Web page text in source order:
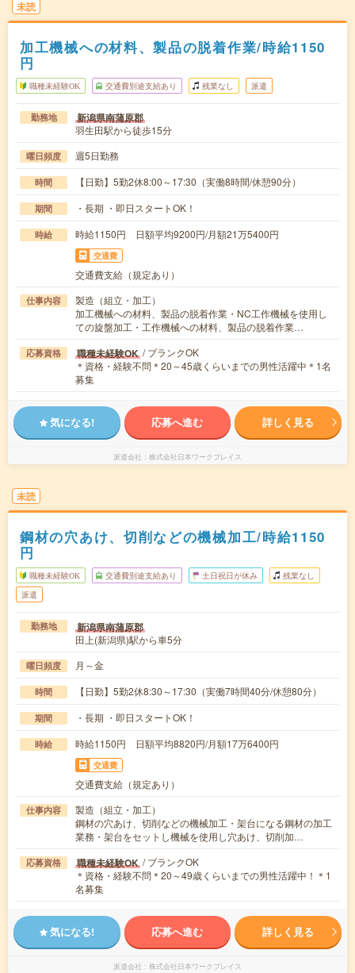
未読
加工機械への材料、製品の脱着作業/時給1150
円
職種未経験OK 交通費別途支給あり 残業なし 派遣
勤務地 新潟県南蒲原郡
羽生田駅から徒歩15分
曜日頻度 週5日勤務
時間 【日勤】5勤2休8:00～17:30（実働8時間/休憩90分）
期間 ・長期 ・即日スタートOK！
時給 時給1150円 日額平均9200円/月額21万5400円
交通費
交通費支給（規定あり）
仕事内容
製造（組立・加工）
加工機械への材料、製品の脱着作業・NC工作機械を使用し
ての旋盤加工・工作機械への材料、製品の脱着作業…
応募資格 職種未経験OK / ブランクOK
＊資格・経験不問＊20～45歳くらいまでの男性活躍中＊1名
募集
気になる! 応募へ進む 詳しく見る
派遣会社 株式会社日本ワークプレイス
未読
鋼材の穴あけ、切削などの機械加工/時給1150
円
職種未経験OK 交通費別途支給あり 土日祝日が休み 残業なし
派遣
勤務地 新潟県南蒲原郡
田上(新潟県)駅から車5分
曜日頻度 月～金
時間 【日勤】5勤2休8:30～17:30（実働7時間40分/休憩80分）
期間 ・長期 ・即日スタートOK！
時給 時給1150円 日額平均8820円/月額17万6400円
交通費
交通費支給（規定あり）
仕事内容
製造（組立・加工）
鋼材の穴あけ、切削などの機械加工・架台になる鋼材の加工
業務・架台をセットし機械を使用し穴あけ、切削加…
応募資格 職種未経験OK / ブランクOK
＊資格・経験不問＊20～49歳くらいまでの男性活躍中！＊1
名募集
気になる! 応募へ進む 詳しく見る
派遣会社 株式会社日本ワークプレイス